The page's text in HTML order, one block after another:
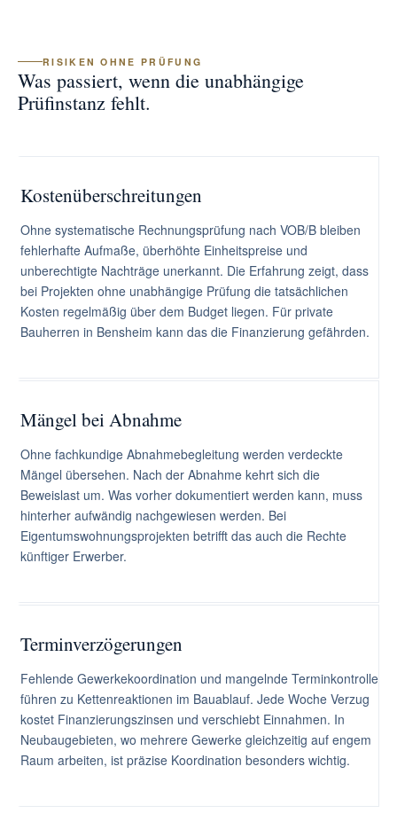
RISIKEN OHNE PRÜFUNG
Was passiert, wenn die unabhängige
Prüfinstanz fehlt.
Kostenüberschreitungen
Ohne systematische Rechnungsprüfung nach VOB/B bleiben
fehlerhafte Aufmaße, überhöhte Einheitspreise und
unberechtigte Nachträge unerkannt. Die Erfahrung zeigt, dass
bei Projekten ohne unabhängige Prüfung die tatsächlichen
Kosten regelmäßig über dem Budget liegen. Für private
Bauherren in Bensheim kann das die Finanzierung gefährden.
Mängel bei Abnahme
Ohne fachkundige Abnahmebegleitung werden verdeckte
Mängel übersehen. Nach der Abnahme kehrt sich die
Beweislast um. Was vorher dokumentiert werden kann, muss
hinterher aufwändig nachgewiesen werden. Bei
Eigentumswohnungsprojekten betrifft das auch die Rechte
künftiger Erwerber.
Terminverzögerungen
Fehlende Gewerkekoordination und mangelnde Terminkontrolle
führen zu Kettenreaktionen im Bauablauf. Jede Woche Verzug
kostet Finanzierungszinsen und verschiebt Einnahmen. In
Neubaugebieten, wo mehrere Gewerke gleichzeitig auf engem
Raum arbeiten, ist präzise Koordination besonders wichtig.